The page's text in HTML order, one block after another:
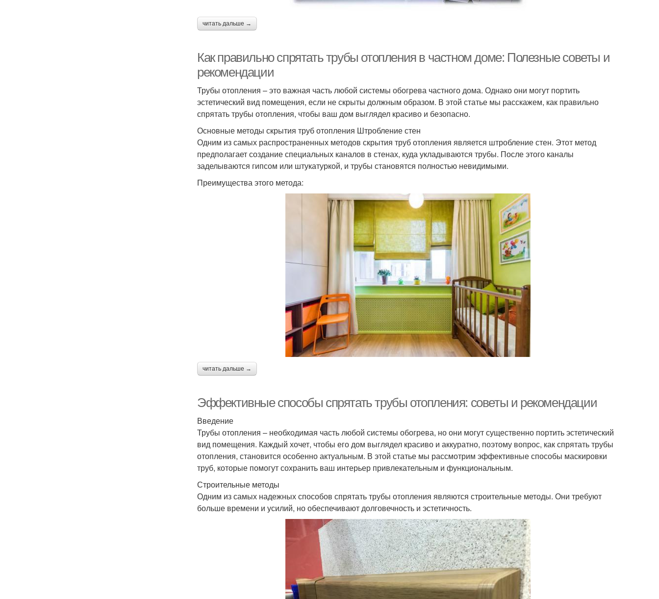
читать дальше →
Как правильно спрятать трубы отопления в частном доме: Полезные советы и
рекомендации
Трубы отопления – это важная часть любой системы обогрева частного дома. Однако они могут портить
эстетический вид помещения, если не скрыты должным образом. В этой статье мы расскажем, как правильно
спрятать трубы отопления, чтобы ваш дом выглядел красиво и безопасно.
Основные методы скрытия труб отопления Штробление стен
Одним из самых распространенных методов скрытия труб отопления является штробление стен. Этот метод
предполагает создание специальных каналов в стенах, куда укладываются трубы. После этого каналы
заделываются гипсом или штукатуркой, и трубы становятся полностью невидимыми.
Преимущества этого метода:
читать дальше →
Эффективные способы спрятать трубы отопления: советы и рекомендации
Введение
Трубы отопления – необходимая часть любой системы обогрева, но они могут существенно портить эстетический
вид помещения. Каждый хочет, чтобы его дом выглядел красиво и аккуратно, поэтому вопрос, как спрятать трубы
отопления, становится особенно актуальным. В этой статье мы рассмотрим эффективные способы маскировки
труб, которые помогут сохранить ваш интерьер привлекательным и функциональным.
Строительные методы
Одним из самых надежных способов спрятать трубы отопления являются строительные методы. Они требуют
больше времени и усилий, но обеспечивают долговечность и эстетичность.